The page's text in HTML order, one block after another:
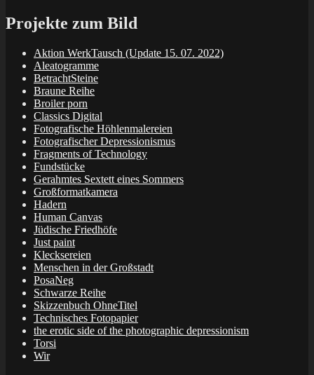
Projekte zum Bild
Aktion WerkTausch (Update 15. 07. 2022)
Aleatogramme
BetrachtSteine
Braune Reihe
Broiler porn
Classics Digital
Fotografische Höhlenmalereien
Fotografischer Depressionismus
Fragments of Technology
Fundstücke
Gerahmtes Sextett eines Sommers
Großformatkamera
Hadern
Human Canvas
Jüdische Friedhöfe
Just paint
Klecksereien
Menschen in der Großstadt
PosaNeg
Schwarze Reihe
Skizzenbuch OhneTitel
Technisches Fotopapier
the erotic side of the photographic depressionism
Torsi
Wir